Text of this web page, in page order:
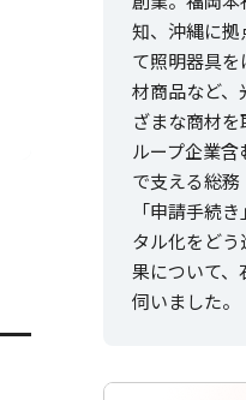
知、沖縄に
て照明器具
材商品など、
ざまな商材
ループ企業
で支える総務
「申請手続
タル化をど
果について、
伺いました。